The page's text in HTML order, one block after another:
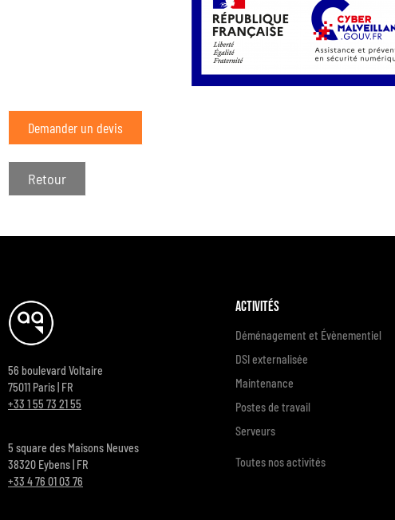
Demander un devis
Retour
56 boulevard Voltaire
75011 Paris | FR
+33 1 55 73 21 55
5 square des Maisons Neuves
38320 Eybens | FR
+33 4 76 01 03 76
Activités
Déménagement et Évènementiel
DSI externalisée
Maintenance
Postes de travail
Serveurs
Toutes nos activités